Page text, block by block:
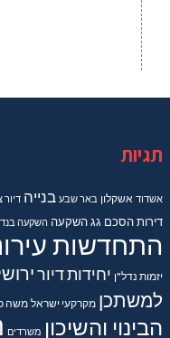
תגיות
אשדוד אשקלון באר שבע בנייה דיור
דירותהסכם גגהשקעה השקעה
התחדשות
יזמות נדל"ן יחידות דיור
למשתכן מקרקעי ישראל משה
הבינוי והשיכון משרדים